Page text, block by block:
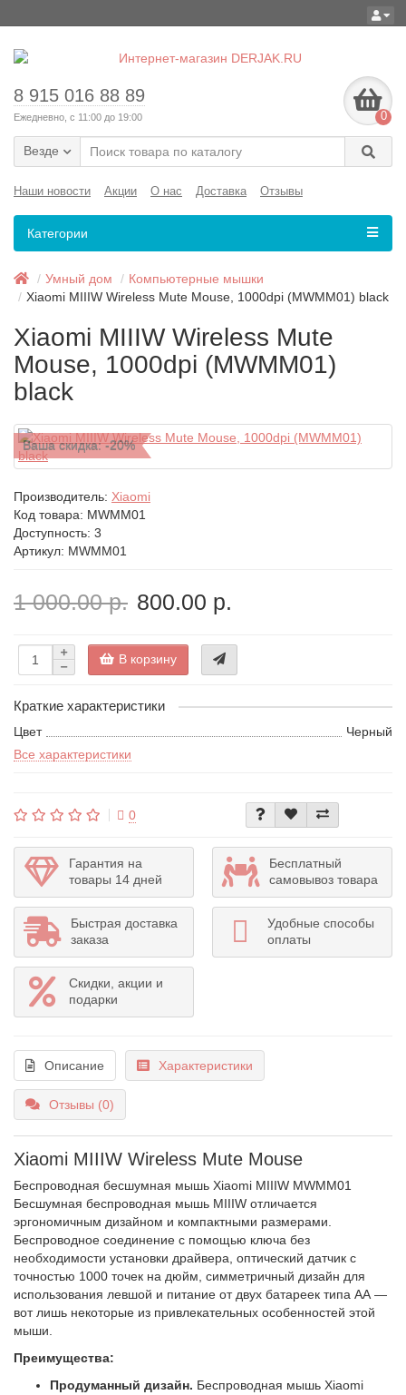
8 915 016 88 89
Ежедневно, с 11:00 до 19:00 0
Везде
Наши новости Акции О нас Доставка Отзывы
Категории
Умный дом
Компьютерные мышки
Xiaomi MIIIW Wireless Mute Mouse, 1000dpi (MWMM01) black
Xiaomi MIIIW Wireless Mute
Mouse, 1000dpi (MWMM01)
black
Ваша скидка: -20%
Производитель: Xiaomi
Код товара: MWMM01
Доступность: 3
Артикул: MWMM01
1 000.00 р. 800.00 р.
В корзину
Краткие характеристики
Цвет
Черный
Все характеристики
0
Гарантия на
товары 14 дней
Бесплатный
самовывоз товара
Быстрая доставка
заказа
Удобные способы
оплаты
Скидки, акции и
подарки
Описание Характеристики
Отзывы (0)
Xiaomi MIIIW Wireless Mute Mouse
Беспроводная бесшумная мышь Xiaomi MIIIW MWMM01
Бесшумная беспроводная мышь MIIIW отличается
эргономичным дизайном и компактными размерами.
Беспроводное соединение с помощью ключа без
необходимости установки драйвера, оптический датчик с
точностью 1000 точек на дюйм, симметричный дизайн для
использования левшой и питание от двух батареек типа АА —
вот лишь некоторые из привлекательных особенностей этой
мыши.
Преимущества:
Продуманный дизайн. Беспроводная мышь Xiaomi